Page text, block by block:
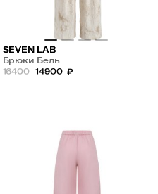
SEVEN LAB
Брюки Бель
16400 14900 ₽